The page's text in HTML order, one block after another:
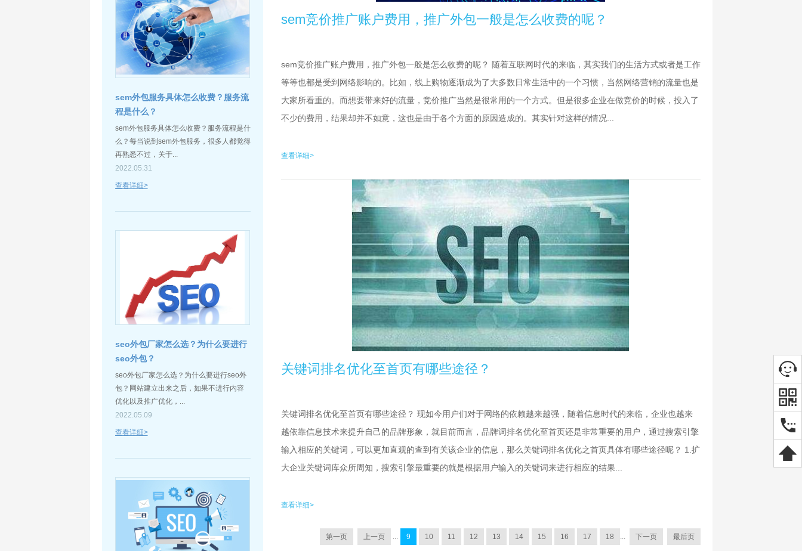
sem外包服务具体怎么收费？服务流
程是什么？
sem外包服务具体怎么收费？服务流程是什
么？每当说到sem外包服务，很多人都觉得
再熟悉不过，关于...
2022.05.31
查看详细>
seo外包厂家怎么选？为什么要进行
seo外包？
seo外包厂家怎么选？为什么要进行seo外
包？网站建立出来之后，如果不进行内容
优化以及推广优化，...
2022.05.09
查看详细>
sem竞价推广账户费用，推广外包一般是怎么收费的呢？
sem竞价推广账户费用，推广外包一般是怎么收费的呢？ 随着互联网时代的来临，其实我们的生活方式或者是工作
等等也都是受到网络影响的。比如，线上购物逐渐成为了大多数日常生活中的一个习惯，当然网络营销的流量也是
大家所看重的。而想要带来好的流量，竞价推广当然是很常用的一个方式。但是很多企业在做竞价的时候，投入了
不少的费用，结果却并不如意，这也是由于各个方面的原因造成的。其实针对这样的情况...
查看详细>
关键词排名优化至首页有哪些途径？
关键词排名优化至首页有哪些途径？ 现如今用户们对于网络的依赖越来越强，随着信息时代的来临，企业也越来
越依靠信息技术来提升自己的品牌形象，就目前而言，品牌词排名优化至首页还是非常重要的用户，通过搜索引擎
输入相应的关键词，可以更加直观的查到有关该企业的信息，那么关键词排名优化之首页具体有哪些途径呢？ 1.扩
大企业关键词库众所周知，搜索引擎最重要的就是根据用户输入的关键词来进行相应的结果...
查看详细>
第一页 上一页 ... 9 10 11 12 13 14 15 16 17 18 ... 下一页 最后页